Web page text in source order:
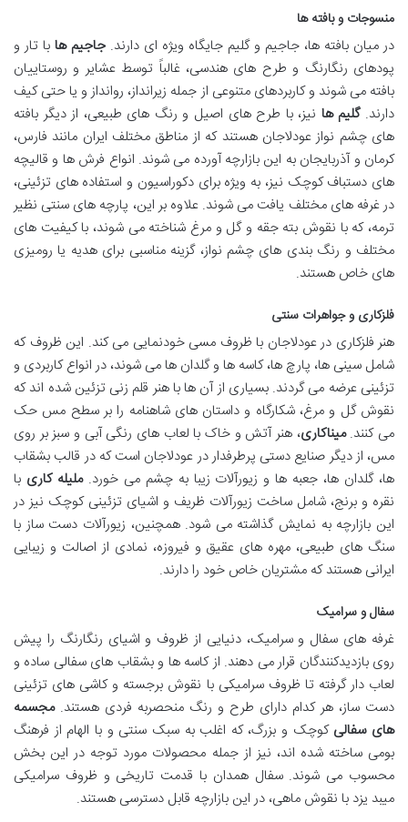
منسوجات و بافته ها
در میان بافته ها، جاجیم و گلیم جایگاه ویژه ای دارند.جاجیم ها با تار و
پودهای رنگارنگ و طرح های هندسی، غالباً توسط عشایر و روستاییان
بافته می شوند و کاربردهای متنوعی از جمله زیرانداز، روانداز و یا حتی کیف
دارند.گلیم ها نیز، با طرح های اصیل و رنگ های طبیعی، از دیگر بافته
های چشم نواز عودلاجان هستند که از مناطق مختلف ایران مانند فارس،
کرمان و آذربایجان به این بازارچه آورده می شوند. انواع فرش ها و قالیچه
های دستباف کوچک نیز، به ویژه برای دکوراسیون و استفاده های تزئینی،
در غرفه های مختلف یافت می شوند. علاوه بر این، پارچه های سنتی نظیر
ترمه، که با نقوش بته جقه و گل و مرغ شناخته می شوند، با کیفیت های
مختلف و رنگ بندی های چشم نواز، گزینه مناسبی برای هدیه یا رومیزی
های خاص هستند.
فلزکاری و جواهرات سنتی
هنر فلزکاری در عودلاجان با ظروف مسی خودنمایی می کند. این ظروف که
شامل سینی ها، پارچ ها، کاسه ها و گلدان ها می شوند، در انواع کاربردی و
تزئینی عرضه می گردند. بسیاری از آن ها با هنر قلم زنی تزئین شده اند که
نقوش گل و مرغ، شکارگاه و داستان های شاهنامه را بر سطح مس حک
می کنند.میناکاری، هنر آتش و خاک با لعاب های رنگی آبی و سبز بر روی
مس، از دیگر صنایع دستی پرطرفدار در عودلاجان است که در قالب بشقاب
ها، گلدان ها، جعبه ها و زیورآلات زیبا به چشم می خورد.ملیله کاری با
نقره و برنج، شامل ساخت زیورآلات ظریف و اشیای تزئینی کوچک نیز در
این بازارچه به نمایش گذاشته می شود. همچنین، زیورآلات دست ساز با
سنگ های طبیعی، مهره های عقیق و فیروزه، نمادی از اصالت و زیبایی
ایرانی هستند که مشتریان خاص خود را دارند.
سفال و سرامیک
غرفه های سفال و سرامیک، دنیایی از ظروف و اشیای رنگارنگ را پیش
روی بازدیدکنندگان قرار می دهند. از کاسه ها و بشقاب های سفالی ساده و
لعاب دار گرفته تا ظروف سرامیکی با نقوش برجسته و کاشی های تزئینی
دست ساز، هر کدام دارای طرح و رنگ منحصربه فردی هستند.مجسمه
های سفالی کوچک و بزرگ، که اغلب به سبک سنتی و با الهام از فرهنگ
بومی ساخته شده اند، نیز از جمله محصولات مورد توجه در این بخش
محسوب می شوند. سفال همدان با قدمت تاریخی و ظروف سرامیکی
میبد یزد با نقوش ماهی، در این بازارچه قابل دسترسی هستند.